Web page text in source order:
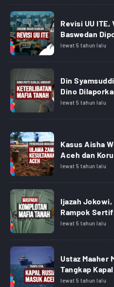
Revisi UU
Baswedan
lewat 5 tahun lalu
Din
Dino
lewat 5 tahun lalu
Kasus Aisha
Aceh dan
lewat 5 tahun lalu
Ijazah
Rampok
lewat 5 tahun lalu
Ustaz Maaher
Tangkap
lewat 5 tahun lalu